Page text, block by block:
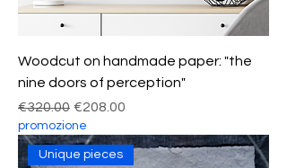
Woodcut on handmade paper: "the
nine doors of perception"
Regular Price
€320.00 Sale Price
€208.00
promozione
Unique pieces